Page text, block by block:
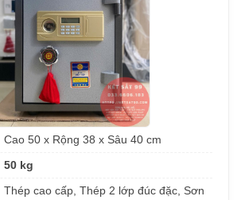
Cao 50 x Rộng 38 x Sâu 40 cm
50 kg
Thép cao cấp, Thép 2 lớp đúc đặc, Sơn